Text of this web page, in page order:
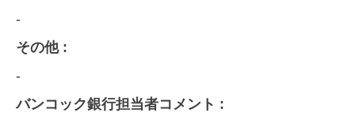
-
その他 :
-
バンコック銀行担当者コメント :